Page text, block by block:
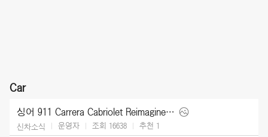
Car
싱어 911 Carrera Cabriolet Reimagined Type 964 (2026)
신차소식 운영자 조회 16638 추천 1